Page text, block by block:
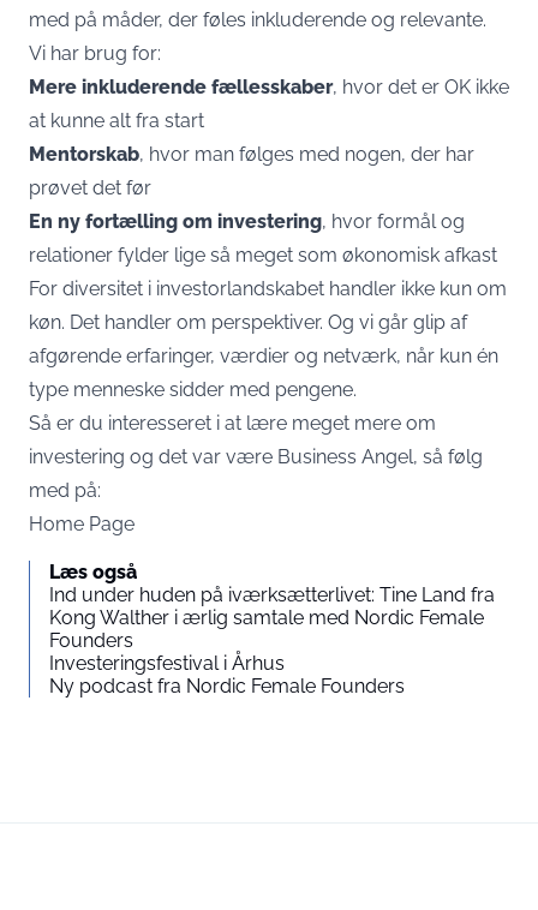
med på måder, der føles inkluderende og relevante.
Vi har brug for:
Mere inkluderende fællesskaber, hvor det er OK ikke
at kunne alt fra start
Mentorskab, hvor man følges med nogen, der har
prøvet det før
En ny fortælling om investering, hvor formål og
relationer fylder lige så meget som økonomisk afkast
For diversitet i investorlandskabet handler ikke kun om
køn. Det handler om perspektiver. Og vi går glip af
afgørende erfaringer, værdier og netværk, når kun én
type menneske sidder med pengene.
Så er du interesseret i at lære meget mere om
investering og det var være Business Angel, så følg
med på:
Home Page
Læs også
Ind under huden på iværksætterlivet: Tine Land fra
Kong Walther i ærlig samtale med Nordic Female
Founders
Investeringsfestival i Århus
Ny podcast fra Nordic Female Founders